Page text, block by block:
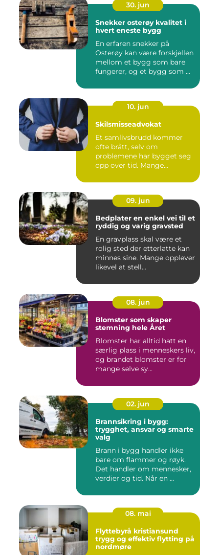
30. jun
Snekker osterøy kvalitet i
hvert eneste bygg
En erfaren snekker på
Osterøy kan være forskjellen
mellom et bygg som bare
fungerer, og et bygg som ...
10. jun
Skilsmisseadvokat
Et samlivsbrudd kommer
ofte brått, selv om
problemene har bygget seg
opp over tid. Mange
09. jun
Bedplater en enkel vei til et
ryddig og varig gravsted
En gravplass skal være et
rolig sted der etterlatte kan
minnes sine. Mange opplever
likevel at stell...
08. jun
Blomster som skaper
stemning hele Året
Blomster har alltid hatt en
særlig plass i menneskers liv,
og brandet blomster er for
mange selve sy...
02. jun
Brannsikring i bygg:
trygghet, ansvar og smarte
valg
Brann i bygg handler ikke
bare om flammer og røyk.
Det handler om mennesker,
verdier og tid. Når en ...
08. mai
Flyttebyrå kristiansund
trygg og effektiv flytting på
nordmøre